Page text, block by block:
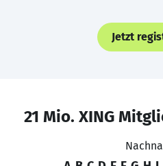
Jetzt
21 Mio. XING